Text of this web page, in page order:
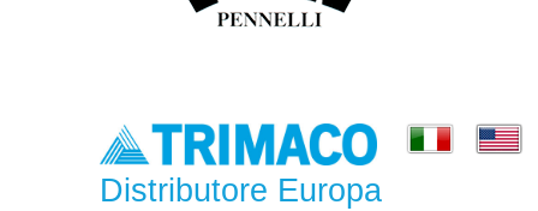
Distributore Europa